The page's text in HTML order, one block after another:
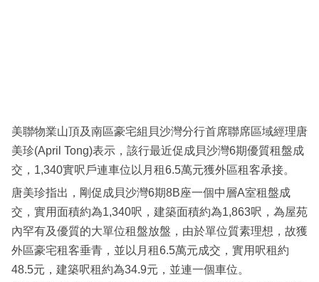
區
美聯物業山頂及南區豪宅組貝沙灣分行首席聯席區域經理唐
美珍(April Tong)表示，該行最近促成貝沙灣6期優質租盤成
交，1,340實呎戶連車位以月租6.5萬元獲外區租客承接。
唐美珍指出，剛促成貝沙灣6期8B座一個中層A室租盤成
交，實用面積約為1,340呎，建築面積約為1,863呎，為屋苑
內罕有及優質的大單位租盤放盤，由於單位質素理想，故獲
外區豪宅租客垂青，並以月租6.5萬元成交，實用呎租約
48.5元，建築呎租約為34.9元，並連一個車位。